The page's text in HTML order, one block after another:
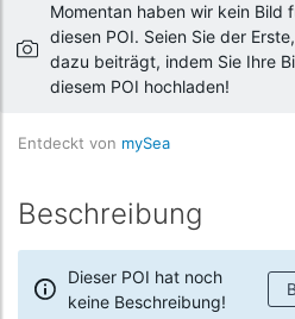
Momentan haben wir kein Bild
diesen POI. Seien Sie der
dazu beiträgt, indem Sie Ihre
diesem POI hochladen!
Entdeckt von mySea
Beschreibung
Dieser POI hat noch
keine Beschreibung!